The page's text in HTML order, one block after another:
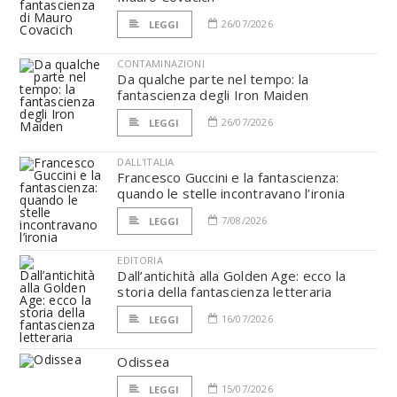
LEGGI 26/07/2026
CONTAMINAZIONI
Da qualche parte nel tempo: la
fantascienza degli Iron Maiden
LEGGI 26/07/2026
DALL'ITALIA
Francesco Guccini e la fantascienza:
quando le stelle incontravano l’ironia
LEGGI 7/08/2026
EDITORIA
Dall’antichità alla Golden Age: ecco la
storia della fantascienza letteraria
LEGGI 16/07/2026
Odissea
LEGGI 15/07/2026